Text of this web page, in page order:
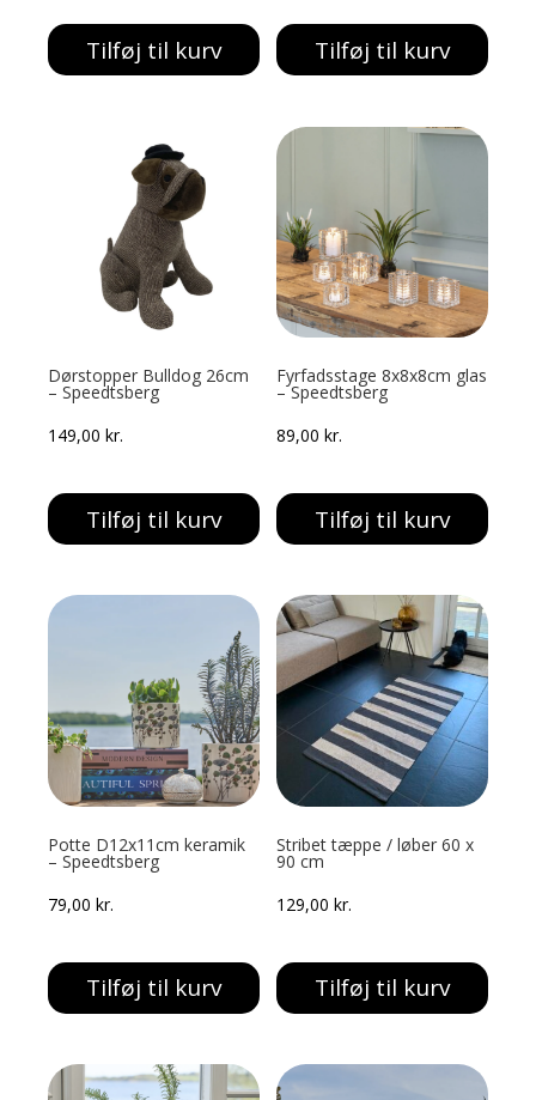
Tilføj til kurv Tilføj til kurv
Dørstopper Bulldog 26cm
– Speedtsberg
149,00kr.
Tilføj til kurv
Fyrfadsstage 8x8x8cm glas
– Speedtsberg
89,00kr.
Tilføj til kurv
Potte D12x11cm keramik
– Speedtsberg
79,00kr.
Tilføj til kurv
Stribet tæppe / løber 60 x
90 cm
129,00kr.
Tilføj til kurv